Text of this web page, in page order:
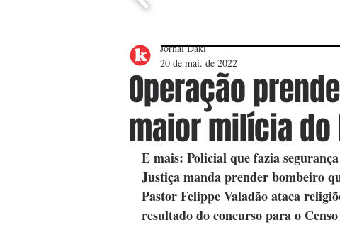
Operação
maior milícia do
Jornal Daki
20 de mai. de 2022
E mais: Policial que fazia
Justiça manda prender bombeiro
Pastor Felippe Valadão ataca
resultado do concurso para o